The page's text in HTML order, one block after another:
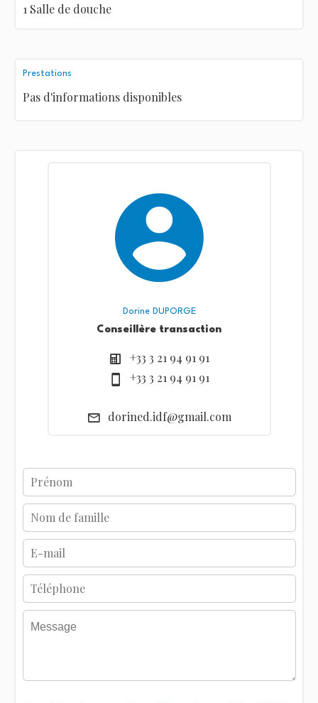
1 Salle de douche
Prestations
Pas d'informations disponibles
Dorine DUPORGE
Conseillère transaction
+33 3 21 94 91 91
+33 3 21 94 91 91
dorined.idf@gmail.com